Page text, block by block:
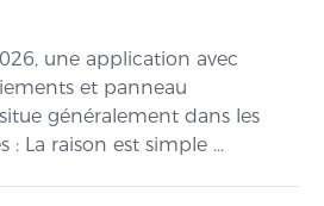
une application avec
et panneau
généralement dans les
: La raison est simple ...